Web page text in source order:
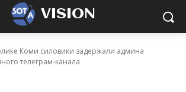
VISION
Коми силовики задержали админа
телеграм-канала